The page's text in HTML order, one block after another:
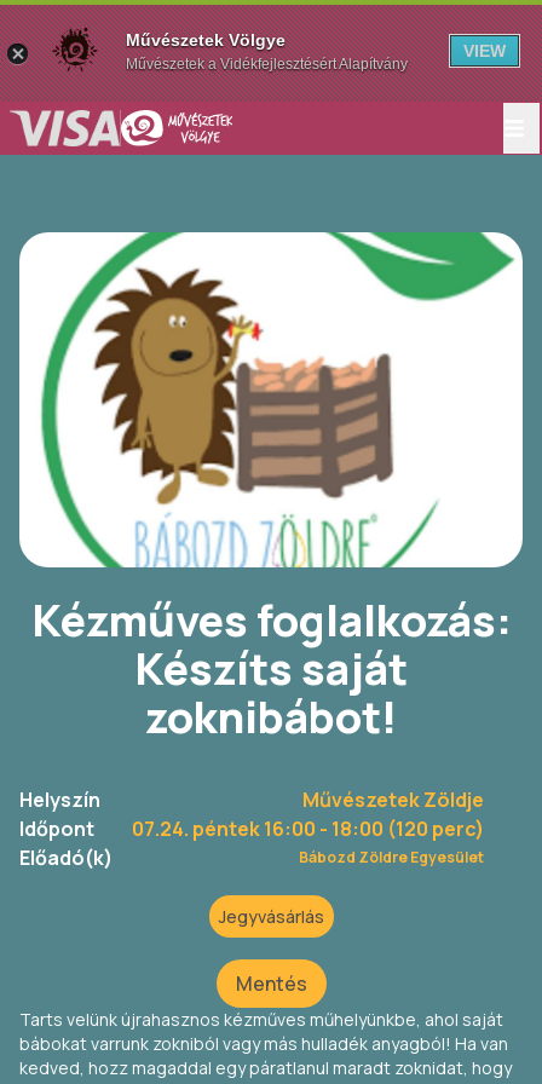
Kézműves foglalkozás:
Készíts saját
zoknibábot!
Helyszín
Művészetek Zöldje
Időpont
07.24. péntek 16:00 - 18:00 (120 perc)
Előadó(k)
Bábozd Zöldre Egyesület
Jegyvásárlás
Mentés
Tarts velünk újrahasznos kézműves műhelyünkbe, ahol saját
bábokat varrunk zokniból vagy más hulladék anyagból! Ha van
kedved, hozz magaddal egy páratlanul maradt zoknidat, hogy
Művészetek Völgye
Művészetek a Vidékfejlesztésért Alapítvány
VIEW